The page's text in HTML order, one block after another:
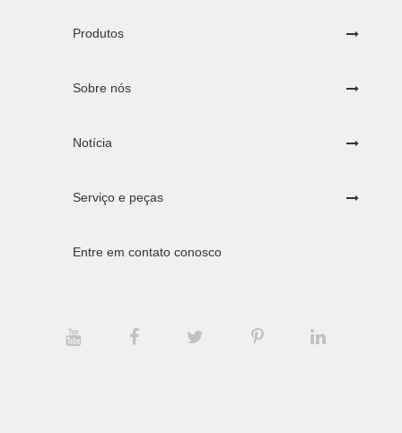
Produtos
Sobre nós
Notícia
Serviço e peças
Entre em contato conosco